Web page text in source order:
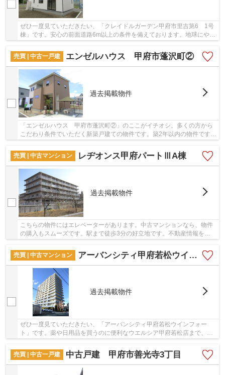
ぜひ一度見ていただきたい、「クレイドルガーデン甲府市里吉第6 1号
棟」です。安心の前面道路6m以上の条件を備えております。地球にやさ
売買 | 中古一戸建
エンゼルハウス 甲府市蓬沢町②
過去掲載物件
「エンゼルハウス 甲府市蓬沢町②」のここがイチオシ。多くの方から
こだわり条件でいただく新築戸建ての物件です。築2年以内の物件ですの
売買 | 中古マンション
レヂオンス甲府パートⅢA棟
過去掲載物件
こちらの物件にはエレベーターがあります。中古マンションなら、物件
の購入もスムーズです。駅まで徒歩3分の好立地です。不動産情報をお
売買 | 中古マンション
アーバンシティ甲府若松ウインフォート
過去掲載物件
ぜひ一度見ていただきたい、「アーバンシティ甲府若松ウインフォー
ト」です。薬や日用品を買うのに便利なウエルシア甲府若松店まで、
売買 | 中古一戸建
中古戸建 甲府市善光寺3丁目